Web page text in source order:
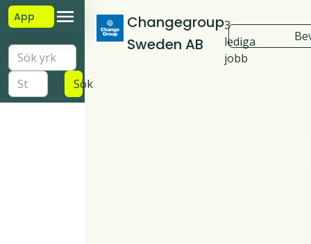
App
Sök
Changegroup
Sweden AB
3
lediga
jobb